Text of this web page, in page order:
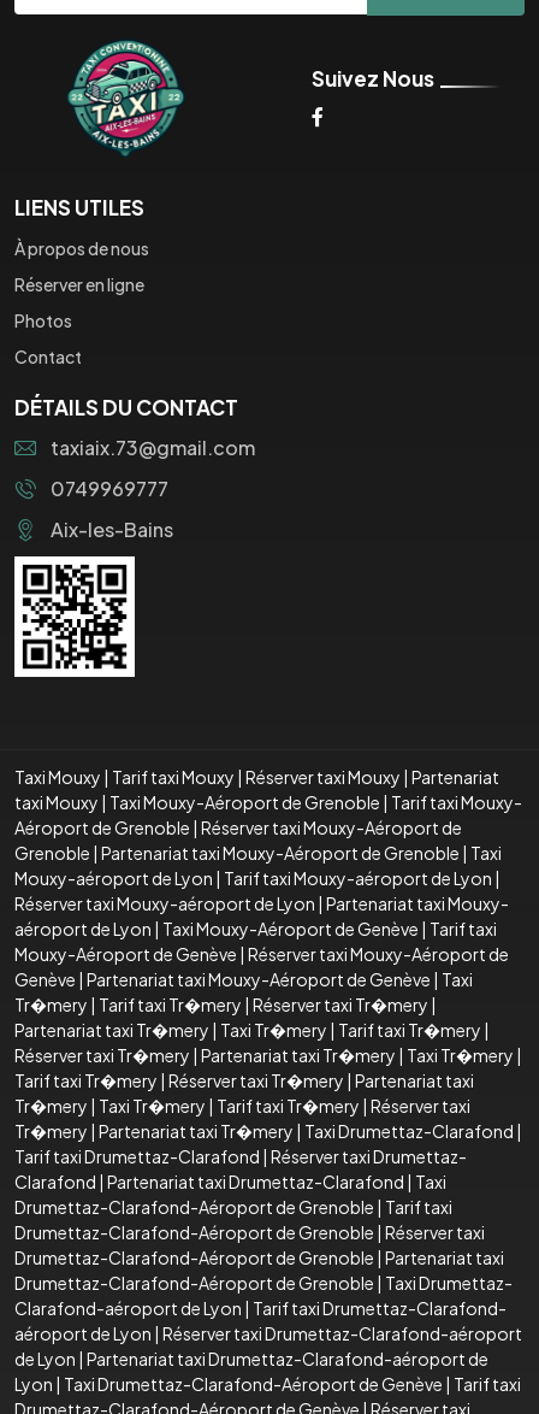
Suivez Nous
LIENS UTILES
À propos de nous
Réserver en ligne
Photos
Contact
DÉTAILS DU CONTACT
taxiaix.73@gmail.com
0749969777
Aix-les-Bains
Taxi Mouxy | Tarif taxi Mouxy | Réserver taxi Mouxy | Partenariat
taxi Mouxy | Taxi Mouxy-Aéroport de Grenoble | Tarif taxi Mouxy-
Aéroport de Grenoble | Réserver taxi Mouxy-Aéroport de
Grenoble | Partenariat taxi Mouxy-Aéroport de Grenoble | Taxi
Mouxy-aéroport de Lyon | Tarif taxi Mouxy-aéroport de Lyon |
Réserver taxi Mouxy-aéroport de Lyon | Partenariat taxi Mouxy-
aéroport de Lyon | Taxi Mouxy-Aéroport de Genève | Tarif taxi
Mouxy-Aéroport de Genève | Réserver taxi Mouxy-Aéroport de
Genève | Partenariat taxi Mouxy-Aéroport de Genève | Taxi
Tr�mery | Tarif taxi Tr�mery | Réserver taxi Tr�mery |
Partenariat taxi Tr�mery | Taxi Tr�mery | Tarif taxi Tr�mery |
Réserver taxi Tr�mery | Partenariat taxi Tr�mery | Taxi Tr�mery |
Tarif taxi Tr�mery | Réserver taxi Tr�mery | Partenariat taxi
Tr�mery | Taxi Tr�mery | Tarif taxi Tr�mery | Réserver taxi
Tr�mery | Partenariat taxi Tr�mery | Taxi Drumettaz-Clarafond |
Tarif taxi Drumettaz-Clarafond | Réserver taxi Drumettaz-
Clarafond | Partenariat taxi Drumettaz-Clarafond | Taxi
Drumettaz-Clarafond-Aéroport de Grenoble | Tarif taxi
Drumettaz-Clarafond-Aéroport de Grenoble | Réserver taxi
Drumettaz-Clarafond-Aéroport de Grenoble | Partenariat taxi
Drumettaz-Clarafond-Aéroport de Grenoble | Taxi Drumettaz-
Clarafond-aéroport de Lyon | Tarif taxi Drumettaz-Clarafond-
aéroport de Lyon | Réserver taxi Drumettaz-Clarafond-aéroport
de Lyon | Partenariat taxi Drumettaz-Clarafond-aéroport de
Lyon | Taxi Drumettaz-Clarafond-Aéroport de Genève | Tarif taxi
Drumettaz-Clarafond-Aéroport de Genève | Réserver taxi